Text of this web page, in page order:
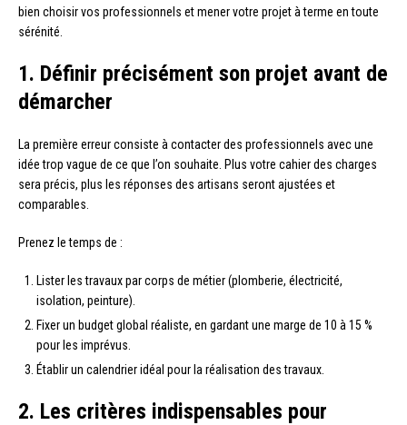
bien choisir vos professionnels et mener votre projet à terme en toute
sérénité.
1. Définir précisément son projet avant de
démarcher
La première erreur consiste à contacter des professionnels avec une
idée trop vague de ce que l’on souhaite. Plus votre cahier des charges
sera précis, plus les réponses des artisans seront ajustées et
comparables.
Prenez le temps de :
Lister les travaux par corps de métier (plomberie, électricité,
isolation, peinture).
Fixer un budget global réaliste, en gardant une marge de 10 à 15 %
pour les imprévus.
Établir un calendrier idéal pour la réalisation des travaux.
2. Les critères indispensables pour